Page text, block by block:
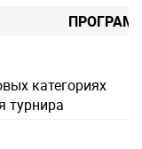
категориях
турнира